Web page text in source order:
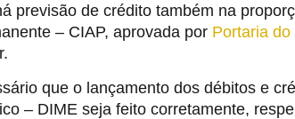
previsão de crédito também na
– CIAP, aprovada por Portaria
que o lançamento dos débitos e
– DIME seja feito corretamente,